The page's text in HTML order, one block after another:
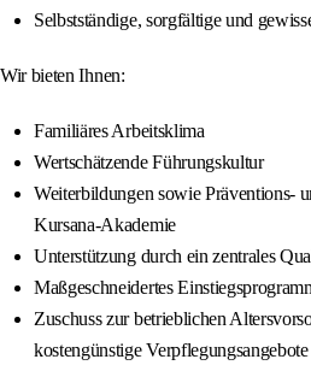
Selbstständige, sorgfältige und
Wir bieten Ihnen:
Familiäres Arbeitsklima
Wertschätzende Führungskultur
Weiterbildungen sowie Präventions-
Kursana-Akademie
Unterstützung durch ein zentrales
Maßgeschneidertes
Zuschuss zur betrieblichen
kostengünstige Verpflegungsangebote